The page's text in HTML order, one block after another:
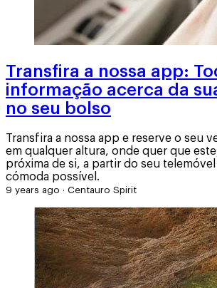
Transfira a nossa app:
informação acerca da
no seu bolso
Transfira a nossa app e reserve o seu
em qualquer altura, onde quer que
próxima de si, a partir do seu
cómoda possível.
9 years ago · Centauro Spirit